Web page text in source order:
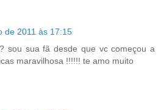
de 2011 às 17:15
sou sua fã desde que vc começou a
maravilhosa !!!!!! te amo muito